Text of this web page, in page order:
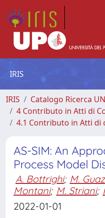
IRIS
IRIS
Catalogo Ricerca
4 Contributo in Atti di
4.1 Contributo in Atti di
AS-SIM: An
Process Model
A. Bottrighi; M.
Montani; M. Striani;
2022-01-01